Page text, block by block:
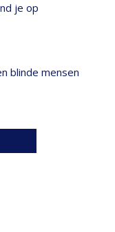
je op
blinde mensen